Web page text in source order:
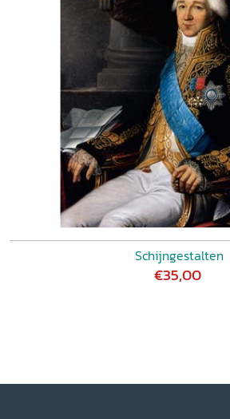
Schijngestalten
€35,00